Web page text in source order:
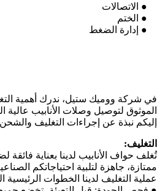
● الاتصالات
● الختم
● إدارة الضغط
في شركة ووميك ستيل، ندرك أهمية
الموثوق لتوصيل وصلات الأنابيب عالية
إليكم نبذة عن إجراءات التغليف والشحن
التغليف:
تُغلف حواف الأنابيب لدينا بعناية فائقة
ممتازة، جاهزة لتلبية احتياجاتكم
عملية التغليف لدينا الخطوات الرئيسية